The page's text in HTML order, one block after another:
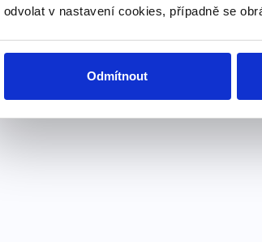
odvolat v nastavení cookies, případně se
Odmítnout